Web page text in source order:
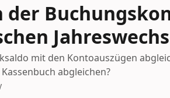
der
mit den Kontoauszügen
abgleichen?